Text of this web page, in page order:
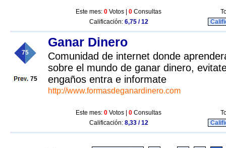
Este mes: 0 Votos | 0 Consultas
Calificación: 6,75 / 12
75
75
Ganar Dinero
Comunidad de internet donde
sobre el mundo de ganar dinero,
engaños entra e informate
http://www.formasdeganardinero.com
Este mes: 0 Votos | 0 Consultas
Calificación: 8,33 / 12